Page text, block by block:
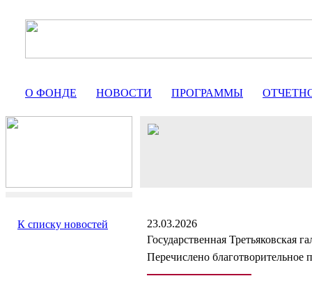
О ФОНДЕ НОВОСТИ ПРОГРАММЫ
К списку новостей
23.03.2026
Государственная Третьяковская
Перечислено